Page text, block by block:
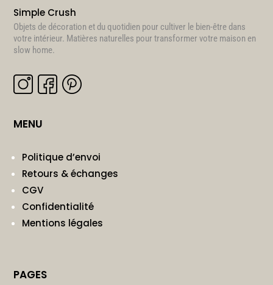
Simple Crush
Objets de décoration et du quotidien pour cultiver le bien-être dans
votre intérieur. Matières naturelles pour transformer votre maison en
slow home.
MENU
Politique d’envoi
Retours & échanges
CGV
Confidentialité
Mentions légales
PAGES